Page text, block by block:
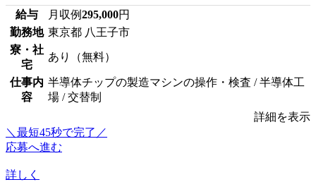
給与 月収例295,000円
勤務地 東京都 八王子市
寮・社
宅
あり（無料）
仕事内
容
半導体チップの製造マシンの操作・検査 / 半導体工
場 / 交替制
詳細を表示
＼最短45秒で完了／
応募へ進む
詳しく